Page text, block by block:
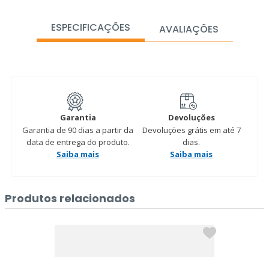
ESPECIFICAÇÕES AVALIAÇÕES
Garantia
Garantia de 90 dias a partir da
data de entrega do produto.
Saiba mais
Devoluções
Devoluções grátis em até 7
dias.
Saiba mais
Produtos relacionados